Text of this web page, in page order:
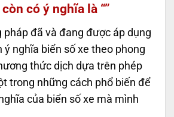
còn có ý nghĩa là “”
pháp đã và đang được áp dụng
ý nghĩa biển số xe theo phong
thức dịch dựa trên phép
trong những cách phổ biến để
của biển số xe mà mình